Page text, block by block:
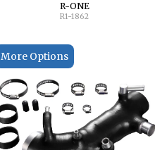
R-ONE
R1-1862
More Options